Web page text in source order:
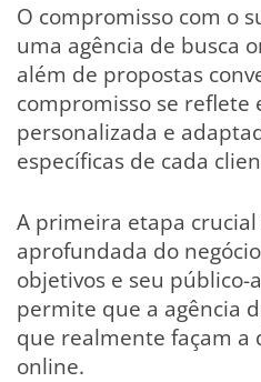
O compromisso com o
uma agência de busca
além de propostas
compromisso se reflete
personalizada e
específicas de cada
A primeira etapa
aprofundada do
objetivos e seu público-
permite que a agência
que realmente façam a
online.